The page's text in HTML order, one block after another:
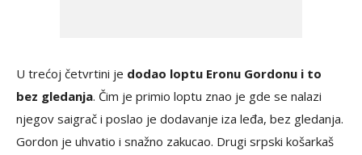
U trećoj četvrtini je dodao loptu Eronu Gordonu i to
bez gledanja. Čim je primio loptu znao je gde se nalazi
njegov saigrač i poslao je dodavanje iza leđa, bez gledanja.
Gordon je uhvatio i snažno zakucao. Drugi srpski košarkaš